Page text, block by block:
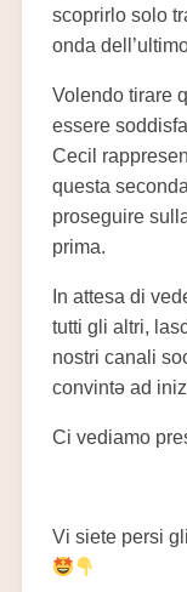
scoprirlo solo
onda
Volendo tirare
essere
Cecil
questa
proseguire
prima.
In attesa di
tutti gli altri,
nostri canali
convintə ad
Ci vediamo
Vi siete persi